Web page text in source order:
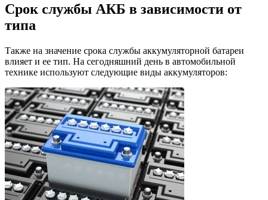
Срок службы АКБ в зависимости от
типа
Также на значение срока службы аккумуляторной батареи
влияет и ее тип. На сегодняшний день в автомобильной
технике используют следующие виды аккумуляторов: